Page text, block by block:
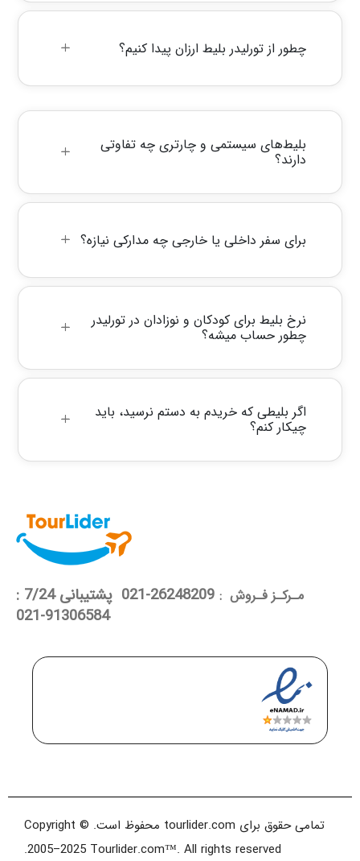
چطور از تورلیدر بلیط ارزان‌ پیدا کنیم؟
بلیط‌های سیستمی و چارتری چه تفاوتی
دارند؟
برای سفر داخلی یا خارجی چه مدارکی نیازه؟
نرخ بلیط برای کودکان و نوزادان در تورلیدر
چطور حساب میشه؟
اگر بلیطی که خریدم به دستم نرسید، باید
چیکار کنم؟
مـرکـز فـروش :
26248209-021 پشتیبانی 7/24 :
91306584-021
تمامی حقوق برای tourlider.com محفوظ است. Copyright ©
2005–2025 Tourlider.com™. All rights reserved.